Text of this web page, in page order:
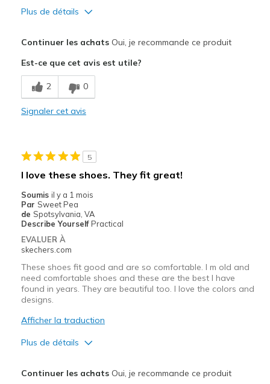
Plus de détails
Breathe Well
Comfortable
Les meilleures utilisations
Going Out
Sizing
Feels true to size
View On Shoes
I'm Into Shoes
Continuer les achatsOui, je recommande ce produit
Est-ce que cet avis est utile?
2 0
Signaler cet avis
5
I love these shoes. They fit great!
Soumis il y a 1 mois
Par Sweet Pea
de Spotsylvania, VA
Describe Yourself Practical
EVALUER À
skechers.com
These shoes fit good and are so comfortable. I m old and
need comfortable shoes and these are the best I have
found in years. They are beautiful too. I love the colors and
designs.
Afficher la traduction
Plus de détails
Continuer les achatsOui, je recommande ce produit